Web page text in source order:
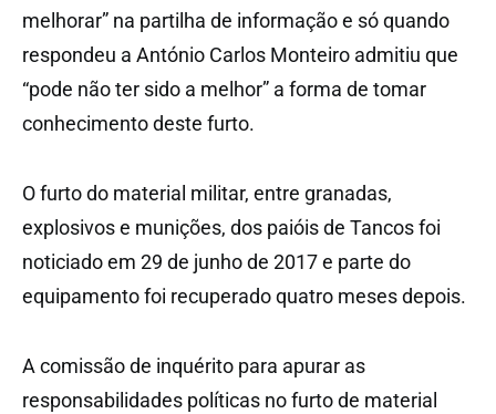
melhorar” na partilha de informação e só quando
respondeu a António Carlos Monteiro admitiu que
“pode não ter sido a melhor” a forma de tomar
conhecimento deste furto.
O furto do material militar, entre granadas,
explosivos e munições, dos paióis de Tancos foi
noticiado em 29 de junho de 2017 e parte do
equipamento foi recuperado quatro meses depois.
A comissão de inquérito para apurar as
responsabilidades políticas no furto de material